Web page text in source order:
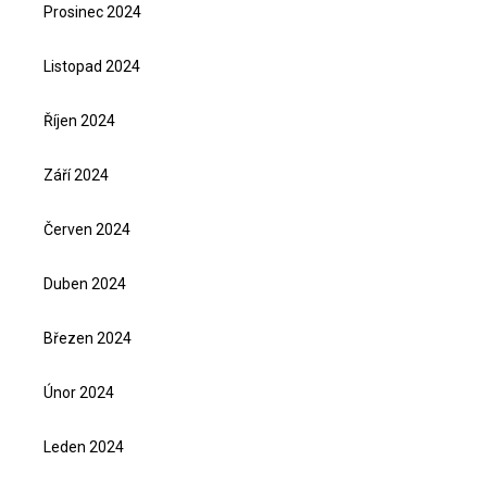
Prosinec 2024
Listopad 2024
Říjen 2024
Září 2024
Červen 2024
Duben 2024
Březen 2024
Únor 2024
Leden 2024